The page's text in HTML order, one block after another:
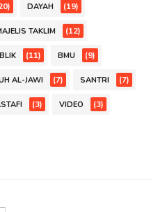
DAYAH (19)
TAKLIM (12)
(11) BMU (9)
AL-JAWI (7) SANTRI (7)
(3) VIDEO (3)